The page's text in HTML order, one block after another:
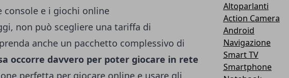
console e i giochi online
non può scegliere una tariffa di
anche un pacchetto complessivo di
occorre davvero per poter giocare in rete
perfetta per giocare online e usare gli
Altoparlanti
Action Camera
Android
Navigazione
Smart TV
Smartphone